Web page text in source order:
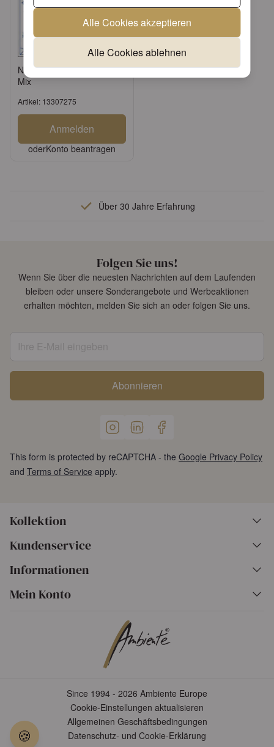
Alle Cookies akzeptieren
Alle Cookies ablehnen
Napkin 33 Indisch blau FSC
Mix
Artikel: 13307275
Anmelden
oderKonto beantragen
Über 30 Jahre Erfahrung
Folgen Sie uns!
Wenn Sie über die neuesten Nachrichten auf dem Laufenden
bleiben oder unsere Sonderangebote und Werbeaktionen
erhalten möchten, melden Sie sich an oder folgen Sie uns.
Abonnieren
This form is protected by reCAPTCHA - the Google Privacy Policy
and Terms of Service apply.
Kollektion
Kundenservice
Informationen
Mein Konto
Since 1994 - 2026 Ambiente Europe
Cookie-Einstellungen aktualisieren
Allgemeinen Geschäftsbedingungen
Datenschutz- und Cookie-Erklärung
🍪